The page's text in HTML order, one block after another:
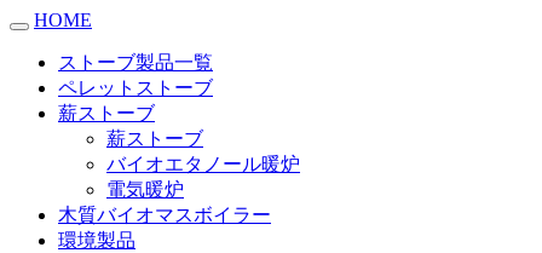
HOME
ストーブ製品一覧
ペレットストーブ
薪ストーブ
薪ストーブ
バイオエタノール暖炉
電気暖炉
木質バイオマスボイラー
環境製品